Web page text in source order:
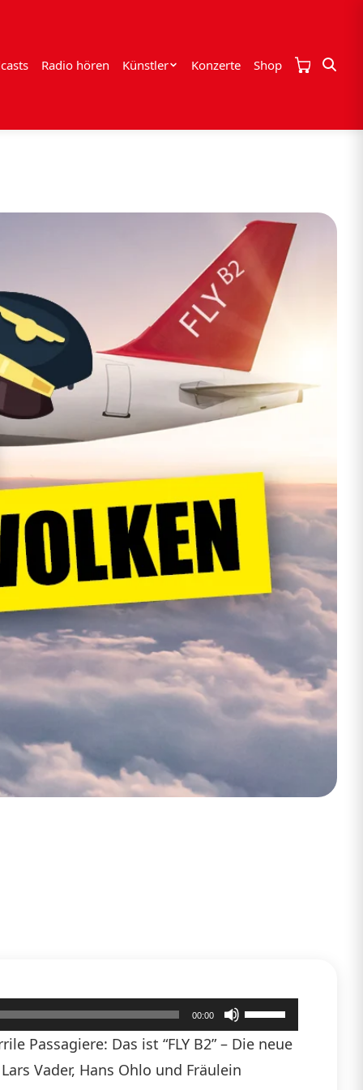
Radio hören Künstler Konzerte Shop
00:00
Pfeiltasten
Hoch/Runter
Passagiere: Das ist “FLY B2” – Die neue
Vader, Hans Ohlo und Fräulein